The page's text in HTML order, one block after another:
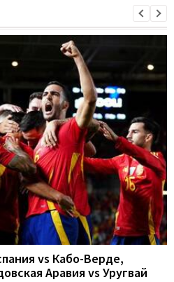
vs Кабо-Верде,
Аравия vs Уругвай